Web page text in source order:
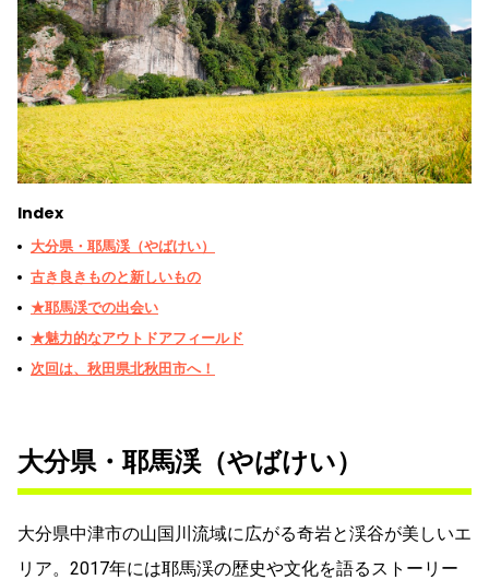
Index
大分県・耶馬渓（やばけい）
古き良きものと新しいもの
★耶馬渓での出会い
★魅力的なアウトドアフィールド
次回は、秋田県北秋田市へ！
大分県・耶馬渓（やばけい）
大分県中津市の山国川流域に広がる奇岩と渓谷が美しいエ
リア。2017年には耶馬渓の歴史や文化を語るストーリー